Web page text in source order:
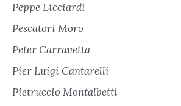
Peppe Licciardi
Pescatori Moro
Peter Carravetta
Pier Luigi Cantarelli
Pietruccio Montalbetti